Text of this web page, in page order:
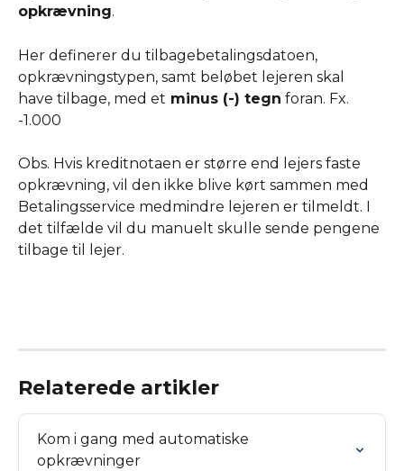
opkrævning.
Her definerer du tilbagebetalingsdatoen,
opkrævningstypen, samt beløbet lejeren skal
have tilbage, med et minus (-) tegn foran. Fx.
-1.000
Obs. Hvis kreditnotaen er større end lejers faste
opkrævning, vil den ikke blive kørt sammen med
Betalingsservice medmindre lejeren er tilmeldt. I
det tilfælde vil du manuelt skulle sende pengene
tilbage til lejer.
Relaterede artikler
Kom i gang med automatiske
opkrævninger